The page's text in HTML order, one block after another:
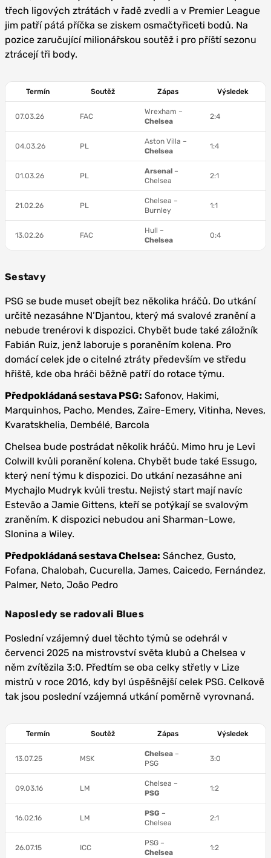
třech ligových ztrátách v řadě zvedli a v Premier League
jim patří pátá příčka se ziskem osmačtyřiceti bodů. Na
pozice zaručující milionářskou soutěž i pro příští sezonu
ztrácejí tři body.
Termín Soutěž Zápas Výsledek
07.03.26 FAC
Wrexham –
Chelsea
2:4
04.03.26 PL
Aston Villa –
Chelsea
1:4
01.03.26 PL
Arsenal –
Chelsea
2:1
21.02.26 PL
Chelsea –
Burnley
1:1
13.02.26 FAC
Hull –
Chelsea
0:4
Sestavy
PSG se bude muset obejít bez několika hráčů. Do utkání
určitě nezasáhne N’Djantou, který má svalové zranění a
nebude trenérovi k dispozici. Chybět bude také záložník
Fabián Ruiz, jenž laboruje s poraněním kolena. Pro
domácí celek jde o citelné ztráty především ve středu
hřiště, kde oba hráči běžně patří do rotace týmu.
Předpokládaná sestava PSG: Safonov, Hakimi,
Marquinhos, Pacho, Mendes, Zaïre-Emery, Vitinha, Neves,
Kvaratskhelia, Dembélé, Barcola
Chelsea bude postrádat několik hráčů. Mimo hru je Levi
Colwill kvůli poranění kolena. Chybět bude také Essugo,
který není týmu k dispozici. Do utkání nezasáhne ani
Mychajlo Mudryk kvůli trestu. Nejistý start mají navíc
Estevão a Jamie Gittens, kteří se potýkají se svalovým
zraněním. K dispozici nebudou ani Sharman-Lowe,
Slonina a Wiley.
Předpokládaná sestava Chelsea: Sánchez, Gusto,
Fofana, Chalobah, Cucurella, James, Caicedo, Fernández,
Palmer, Neto, João Pedro
Naposledy se radovali Blues
Poslední vzájemný duel těchto týmů se odehrál v
červenci 2025 na mistrovství světa klubů a Chelsea v
něm zvítězila 3:0. Předtím se oba celky střetly v Lize
mistrů v roce 2016, kdy byl úspěšnější celek PSG. Celkově
tak jsou poslední vzájemná utkání poměrně vyrovnaná.
Termín Soutěž Zápas Výsledek
13.07.25 MSK
Chelsea –
PSG
3:0
09.03.16 LM
Chelsea –
PSG
1:2
16.02.16 LM
PSG –
Chelsea
2:1
26.07.15 ICC
PSG –
Chelsea
1:2